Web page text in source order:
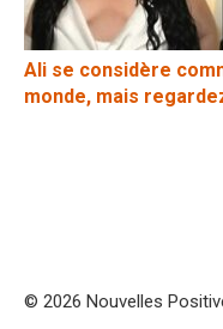
Ali se considère
monde, mais
© 2026 Nouvelles